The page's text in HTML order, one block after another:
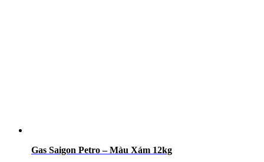
Gas Saigon Petro – Màu Xám 12kg